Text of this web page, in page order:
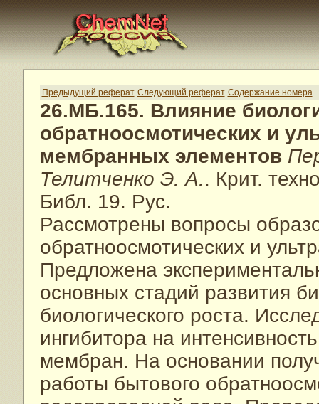
Предыдущий реферат Следующий реферат Содержание номера
26.МБ.165. Влияние
обратноосмотических и
мембранных элементов
Телитченко Э. А.. Крит.
Библ. 19. Рус.
Рассмотрены вопросы
обратноосмотических и
Предложена
основных стадий развития
биологического роста.
ингибитора на
мембран. На основании
работы бытового